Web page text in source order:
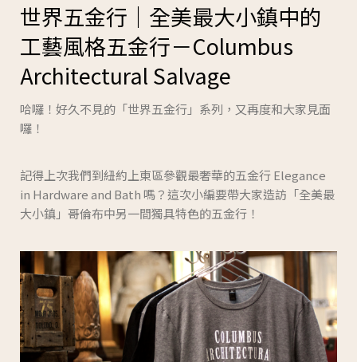
世界五金行｜全美最大小鎮中的
工藝風格五金行－Columbus
Architectural Salvage
哈囉！好久不見的「世界五金行」系列，又再度和大家見面
囉！
記得上次我們到紐約上東區參觀最奢華的五金行 Elegance
in Hardware and Bath 嗎？這次小編要帶大家造訪「全美最
大小鎮」哥倫布中另一間獨具特色的五金行！